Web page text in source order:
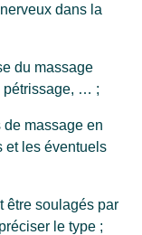
dans la
du massage
pétrissage, … ;
massage en
et les éventuels
être soulagés par
le type ;